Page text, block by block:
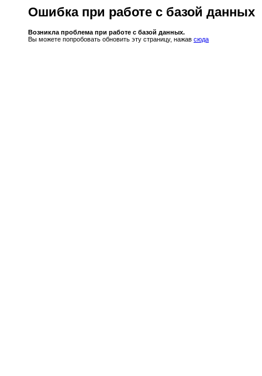
Ошибка при работе с базой данных
Возникла проблема при работе с базой данных.
Вы можете попробовать обновить эту страницу, нажав сюда